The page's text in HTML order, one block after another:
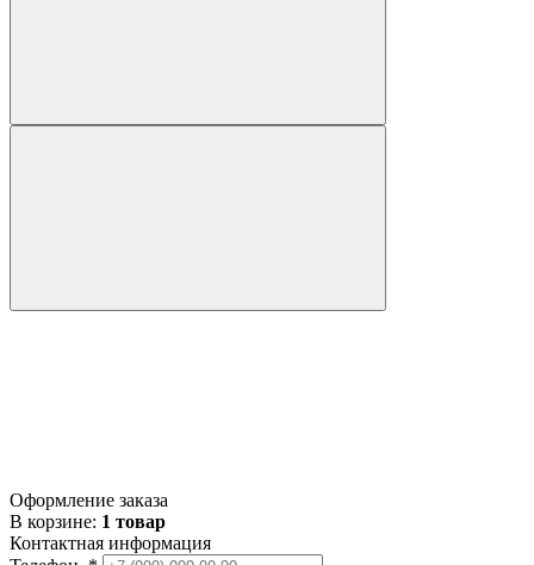
Оформление заказа
В корзине: 1 товар
Контактная информация